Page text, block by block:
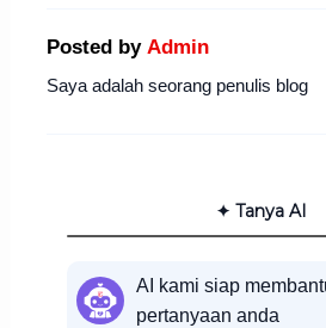
Posted by Admin
Saya adalah seorang penulis blog
✦ Tanya AI
AI kami siap
pertanyaan anda